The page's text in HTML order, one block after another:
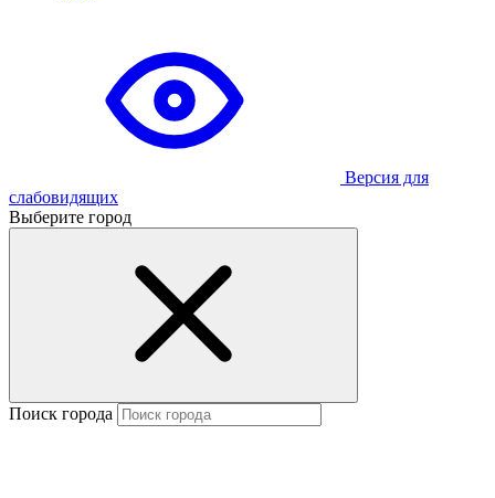
Версия для
слабовидящих
Выберите город
Поиск города